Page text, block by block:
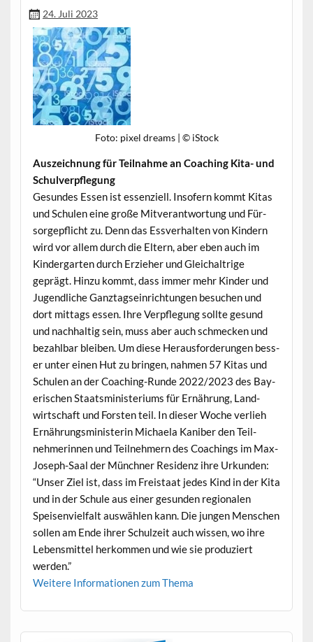
24. Juli 2023
Foto: pix­el dreams | © iStock
Ausze­ich­nung für Teil­nahme an Coach­ing Kita- und
Schulverpflegung
Gesun­des Essen ist essen­ziell. Insofern kommt Kitas
und Schulen eine große Mitver­ant­wor­tung und Für­
sorgepflicht zu. Denn das Essver­hal­ten von Kindern
wird vor allem durch die Eltern, aber eben auch im
Kinder­garten durch Erzieher und Gle­ichal­trige
geprägt. Hinzu kommt, dass immer mehr Kinder und
Jugendliche Ganz­tag­sein­rich­tun­gen besuchen und
dort mit­tags essen. Ihre Verpfle­gung sollte gesund
und nach­haltig sein, muss aber auch schmeck­en und
bezahlbar bleiben. Um diese Her­aus­forderun­gen bess­
er unter einen Hut zu brin­gen, nah­men 57 Kitas und
Schulen an der Coach­ing-Runde 2022/2023 des Bay­
erischen Staatsmin­is­teri­ums für Ernährung, Land­
wirtschaft und Forsten teil. In dieser Woche ver­lieh
Ernährungsmin­is­terin Michaela Kaniber den Teil­
nehmerin­nen und Teil­nehmern des Coach­ings im Max-
Joseph-Saal der Münch­n­er Res­i­denz ihre Urkun­den:
“Unser Ziel ist, dass im Freis­taat jedes Kind in der Kita
und in der Schule aus ein­er gesun­den regionalen
Speisen­vielfalt auswählen kann. Die jun­gen Men­schen
sollen am Ende ihrer Schulzeit auch wis­sen, wo ihre
Lebens­mit­tel herkom­men und wie sie pro­duziert
werden.”
Weit­ere Infor­ma­tio­nen zum Thema